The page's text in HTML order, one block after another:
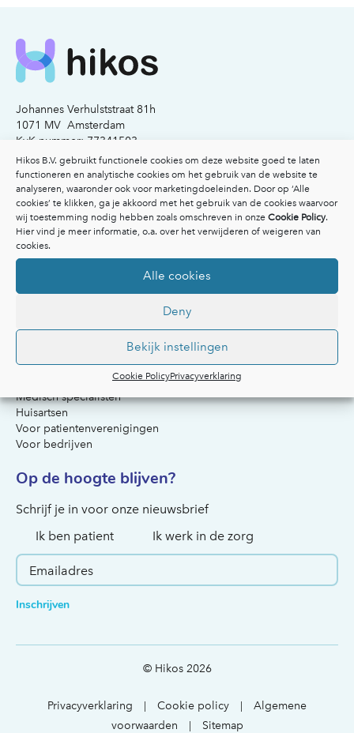
Hikos B.V. gebruikt functionele cookies om deze website goed te laten
functioneren en analytische cookies om het gebruik van de website te
analyseren, waaronder ook voor marketingdoeleinden. Door op ‘Alle
cookies’ te klikken, ga je akkoord met het gebruik van de cookies waarvoor
wij toestemming nodig hebben zoals omschreven in onze Cookie Policy.
Hier vind je meer informatie, o.a. over het verwijderen of weigeren van
cookies.
Alle cookies
Deny
Bekijk instellingen
Cookie PolicyPrivacyverklaring
Hoe kunnen we je helpen?
Johannes Verhulststraat 81h
1071 MV Amsterdam
KvK nummer: 77341503
Email:info@hikos.nl
Bel:020-2117206
Voor patiënten
Voor patiënten
Vergoedingen
Overzicht specialisten
Inspiratie
Voor artsen & organisaties
Medisch specialisten
Huisartsen
Voor patientenverenigingen
Voor bedrijven
Op de hoogte blijven?
Schrijf je in voor onze nieuwsbrief
Ik ben patient
Ik werk in de zorg
Inschrijven
© Hikos 2026
Privacyverklaring Cookie policy
Algemene
voorwaarden
Sitemap